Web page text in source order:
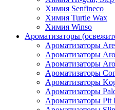
Химия Senfineco
Химия Turtle Wax
Химия Winso
Ароматизаторы
Ароматизаторы
Ароматизаторы
Ароматизаторы
Ароматизаторы
Ароматизаторы
Ароматизаторы
Ароматизаторы Pit